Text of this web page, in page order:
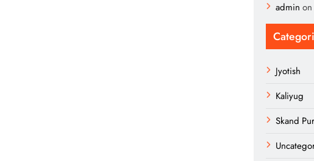
admin on
Jyotish
Kaliyug
Skand